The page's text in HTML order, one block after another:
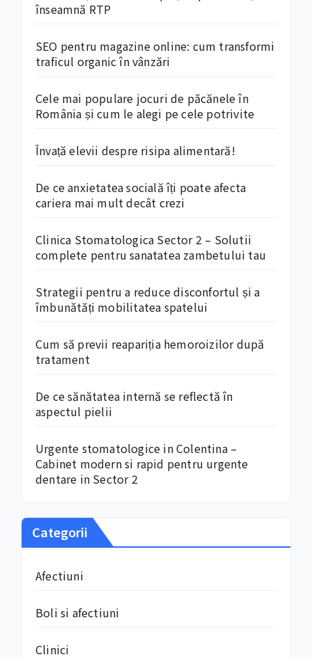
înseamnă RTP
SEO pentru magazine online: cum transformi
traficul organic în vânzări
Cele mai populare jocuri de păcănele în
România și cum le alegi pe cele potrivite
Învață elevii despre risipa alimentară!
De ce anxietatea socială îți poate afecta
cariera mai mult decât crezi
Clinica Stomatologica Sector 2 – Solutii
complete pentru sanatatea zambetului tau
Strategii pentru a reduce disconfortul și a
îmbunătăți mobilitatea spatelui
Cum să previi reapariția hemoroizilor după
tratament
De ce sănătatea internă se reflectă în
aspectul pielii
Urgente stomatologice in Colentina –
Cabinet modern si rapid pentru urgente
dentare in Sector 2
Categorii
Afectiuni
Boli si afectiuni
Clinici